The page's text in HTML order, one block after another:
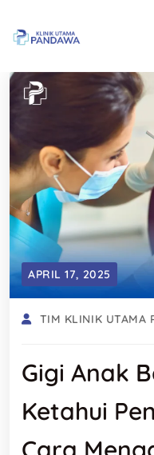
APRIL 17, 2025
TIM KLINIK UTAMA
Gigi Anak
Ketahui